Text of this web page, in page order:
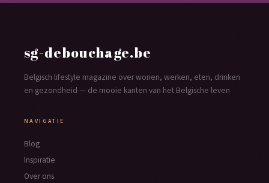
sg-debouchage.be
Belgisch lifestyle magazine over wonen, werken, eten, drinken
en gezondheid — de mooie kanten van het Belgische leven
NAVIGATIE
Blog
Inspiratie
Over ons